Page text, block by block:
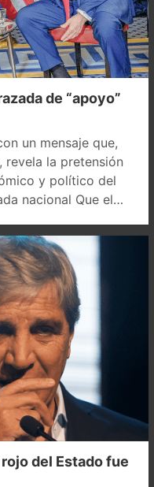
de “apoyo”
un mensaje que,
revela la pretensión
y político del
nacional Que el…
del Estado fue